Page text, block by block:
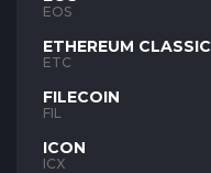
EOS
ETHEREUM CLASSIC
ETC
FILECOIN
FIL
ICON
ICX